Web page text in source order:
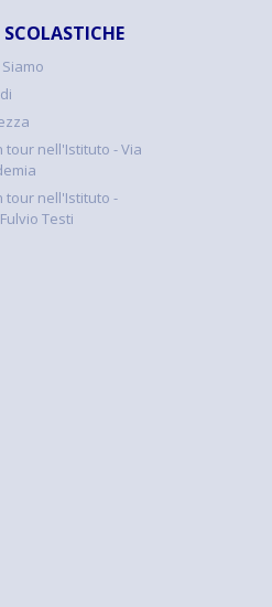
SCOLASTICHE
tour nell'Istituto - Via
tour nell'Istituto -
Testi